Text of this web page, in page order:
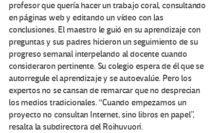
profesor que quería hacer un trabajo coral, consultando
en páginas web y editando un vídeo con las
conclusiones. El maestro le guió en su aprendizaje con
preguntas y sus padres hicieron un seguimiento de su
progreso semanal interpelando al docente cuando
consideraron pertinente. Su colegio espera de él que se
autorregule el aprendizaje y se autoevalúe. Pero los
expertos no se cansan de remarcar que no desprecian
los medios tradicionales. “Cuando empezamos un
proyecto no consultan Internet, sino libros en papel”,
resalta la subdirectora del Roihuvuori.